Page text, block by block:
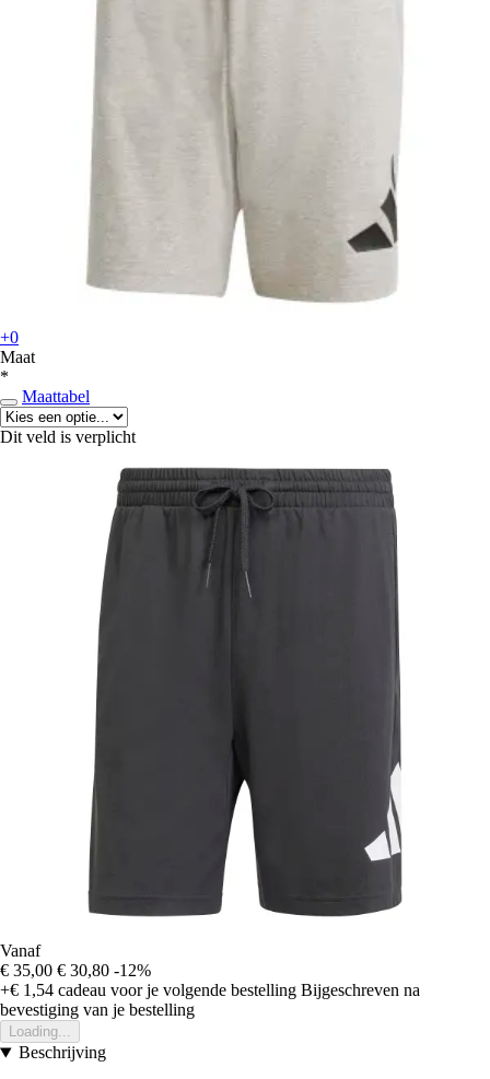
+0
Maat
*
Maattabel
Dit veld is verplicht
Vanaf
€ 35,00 € 30,80 -12%
+€ 1,54 cadeau voor je volgende bestelling Bijgeschreven na
bevestiging van je bestelling
Loading...
Beschrijving